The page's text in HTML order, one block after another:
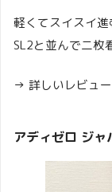
軽くてスイスイ進
SL2と並んで二枚
→ 詳しいレビュ
アディゼロ ジャ